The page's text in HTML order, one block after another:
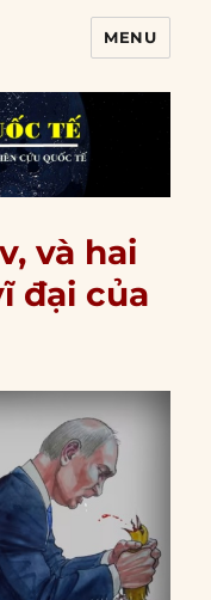
MENU
và hai
đại của